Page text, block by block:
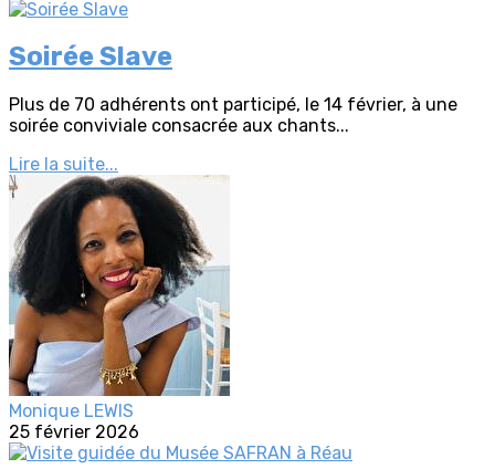
Soirée Slave
Plus de 70 adhérents ont participé, le 14 février, à une
soirée conviviale consacrée aux chants...
Lire la suite...
Monique LEWIS
25 février 2026